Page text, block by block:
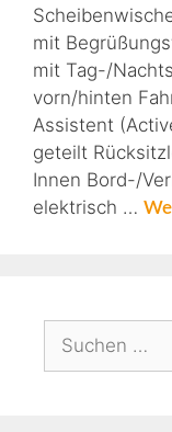
mit
mit Tag-/
vorn/hinten
Assistent
geteilt
Innen Bord-/
elektrisch …